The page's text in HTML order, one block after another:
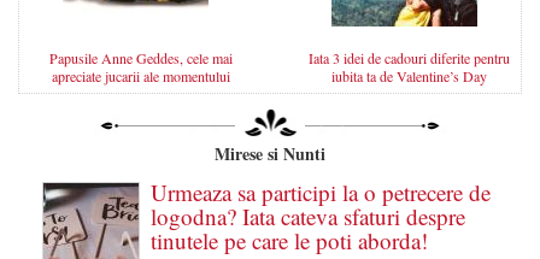
Papusile Anne Geddes, cele mai
apreciate jucarii ale momentului
Iata 3 idei de cadouri diferite pentru
iubita ta de Valentine’s Day
Mirese si Nunti
Urmeaza sa participi la o petrecere de
logodna? Iata cateva sfaturi despre
tinutele pe care le poti aborda!